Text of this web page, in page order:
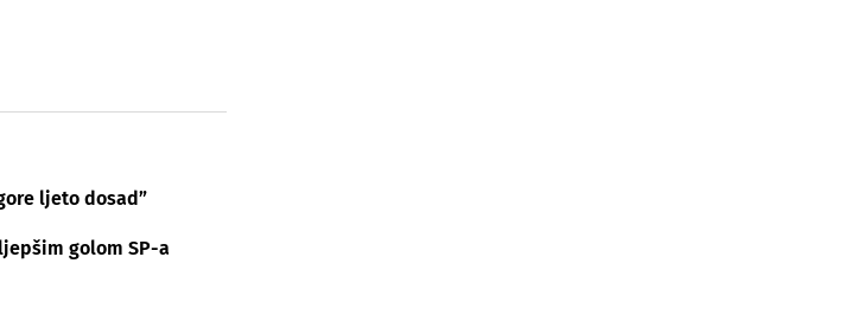
ljeto dosad”
golom SP-a